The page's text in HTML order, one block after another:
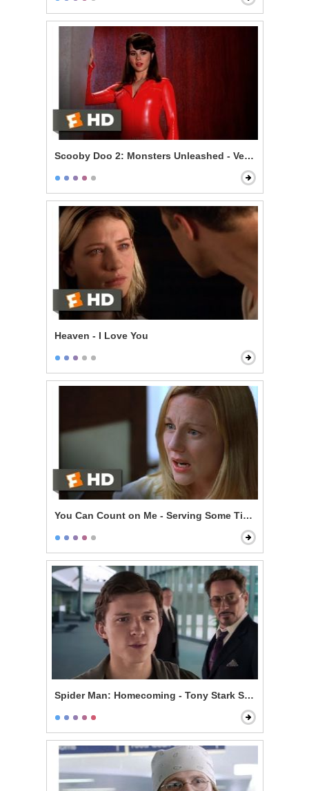
Scooby Doo 2: Monsters Unleashed - Velma Gets Hot
Heaven - I Love You
You Can Count on Me - Serving Some Time
Spider Man: Homecoming - Tony Stark Shows Spider